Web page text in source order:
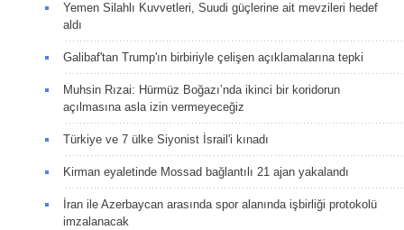
Yemen Silahlı Kuvvetleri, Suudi güçlerine ait mevzileri hedef
aldı
Galibaf'tan Trump'ın birbiriyle çelişen açıklamalarına tepki
Muhsin Rızai: Hürmüz Boğazı’nda ikinci bir koridorun
açılmasına asla izin vermeyeceğiz
Türkiye ve 7 ülke Siyonist İsrail'i kınadı
Kirman eyaletinde Mossad bağlantılı 21 ajan yakalandı
İran ile Azerbaycan arasında spor alanında işbirliği protokolü
imzalanacak